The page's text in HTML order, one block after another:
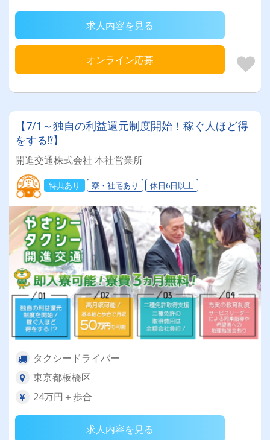
求人内容を見る
オンライン応募
【7/1～独自の利益還元制度開始！稼ぐ人ほど得
をする⁉】
開進交通株式会社 本社営業所
特典あり 寮・社宅あり 休日6日以上
タクシードライバー
東京都板橋区
24万円＋歩合
求人内容を見る